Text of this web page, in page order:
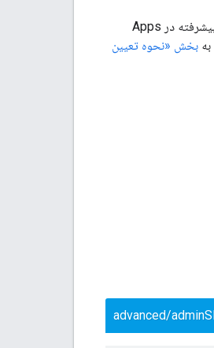
API دایرکتوری SDK Admin مراجعه کنید. مانند تمام سرویس‌های پیشرفته در Apps
بخش «نحوه تعیین
advanced/